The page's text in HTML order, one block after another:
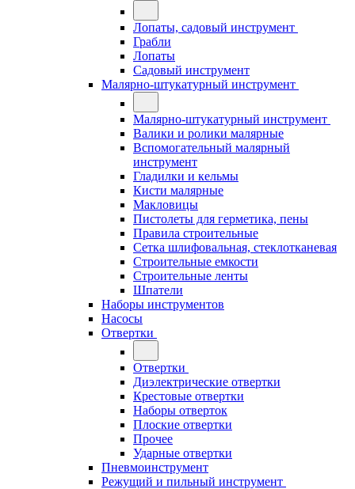
Лопаты, садовый инструмент
Грабли
Лопаты
Садовый инструмент
Малярно-штукатурный инструмент
Малярно-штукатурный инструмент
Валики и ролики малярные
Вспомогательный малярный
инструмент
Гладилки и кельмы
Кисти малярные
Макловицы
Пистолеты для герметика, пены
Правила строительные
Сетка шлифовальная, стеклотканевая
Строительные емкости
Строительные ленты
Шпатели
Наборы инструментов
Насосы
Отвертки
Отвертки
Диэлектрические отвертки
Крестовые отвертки
Наборы отверток
Плоские отвертки
Прочее
Ударные отвертки
Пневмоинструмент
Режущий и пильный инструмент